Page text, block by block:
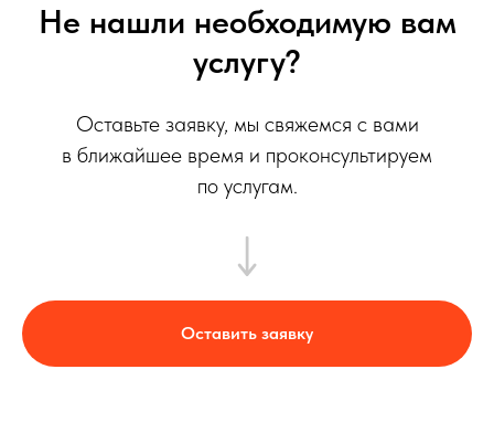
Не нашли необходимую вам
услугу?
Оставьте заявку, мы свяжемся с вами
в ближайшее время и проконсультируем
по услугам.
Оставить заявку